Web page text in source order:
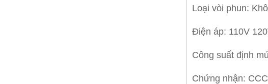
Loại vòi phun:
Điện áp: 110V
Công suất định
Chứng nhận: CCC